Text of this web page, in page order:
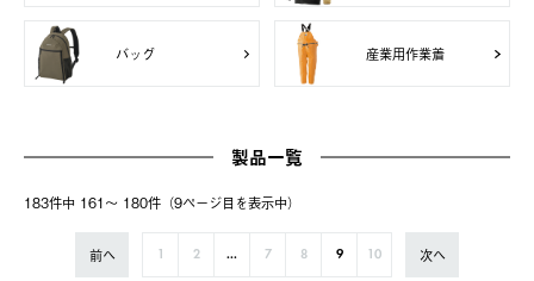
バッグ 産業用作業着
製品一覧
183件中 161〜 180件（9ページ⽬を表⽰中）
前へ 2 ... 7 8 9 10 次へ